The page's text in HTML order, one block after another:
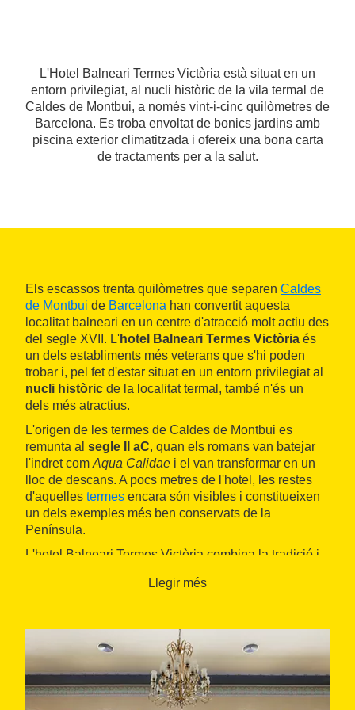
L'Hotel Balneari Termes Victòria està situat en un
entorn privilegiat, al nucli històric de la vila termal de
Caldes de Montbui, a només vint-i-cinc quilòmetres de
Barcelona. Es troba envoltat de bonics jardins amb
piscina exterior climatitzada i ofereix una bona carta
de tractaments per a la salut.
Els escassos trenta quilòmetres que separen Caldes
de Montbui de Barcelona han convertit aquesta
localitat balneari en un centre d'atracció molt actiu des
del segle XVII. L'hotel Balneari Termes Victòria és
un dels establiments més veterans que s'hi poden
trobar i, pel fet d'estar situat en un entorn privilegiat al
nucli històric de la localitat termal, també n'és un
dels més atractius.
L'origen de les termes de Caldes de Montbui es
remunta al segle II aC, quan els romans van batejar
l'indret com Aqua Calidae i el van transformar en un
lloc de descans. A pocs metres de l'hotel, les restes
d'aquelles termes encara són visibles i constitueixen
un dels exemples més ben conservats de la
Península.
L'hotel Balneari Termes Victòria combina la tradició i
sempre un tracte familiar i proper per garantir el
telèfon, caixa forta, assecador de cabell, productes de
bany, taula de treball i wifi gratuït. Més d'una trentena
de les habitacions diposen de balcó, tant amb vistes
al nucli antic com ambvistes del paisatge naturalde
l'entorn de Caldes de Montbui.
Llegir més